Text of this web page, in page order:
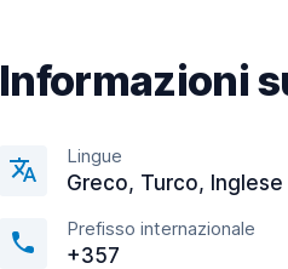
Informazioni
Lingue
Greco, Turco, Inglese
Prefisso internazionale
+357